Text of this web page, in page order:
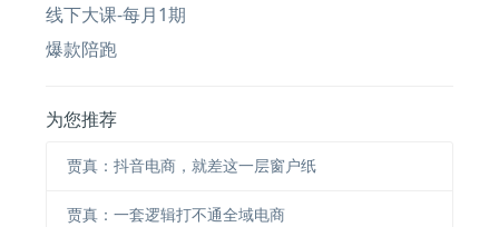
线下大课-每月1期
爆款陪跑
为您推荐
贾真：抖音电商，就差这一层窗户纸
贾真：一套逻辑打不通全域电商